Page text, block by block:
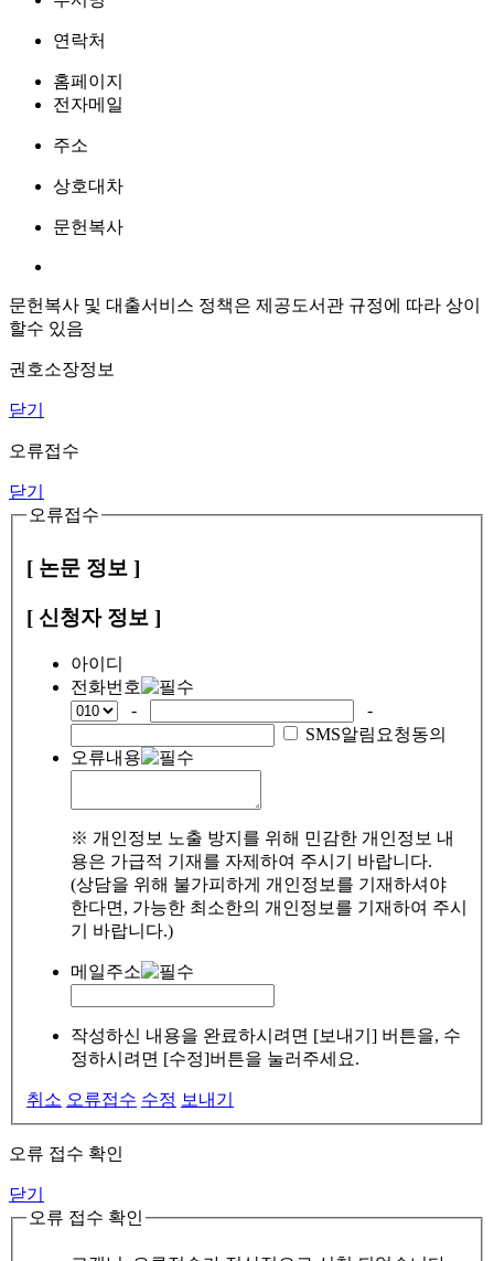
연락처
홈페이지
전자메일
주소
상호대차
문헌복사
문헌복사 및 대출서비스 정책은 제공도서관 규정에 따라 상이
할수 있음
권호소장정보
닫기
오류접수
닫기
오류접수
[ 논문 정보 ]
[ 신청자 정보 ]
아이디
전화번호
-
-
SMS알림요청동의
오류내용
※ 개인정보 노출 방지를 위해 민감한 개인정보 내
용은 가급적 기재를 자제하여 주시기 바랍니다.
(상담을 위해 불가피하게 개인정보를 기재하셔야
한다면, 가능한 최소한의 개인정보를 기재하여 주시
기 바랍니다.)
메일주소
작성하신 내용을 완료하시려면 [보내기] 버튼을, 수
정하시려면 [수정]버튼을 눌러주세요.
취소 오류접수 수정 보내기
오류 접수 확인
닫기
오류 접수 확인